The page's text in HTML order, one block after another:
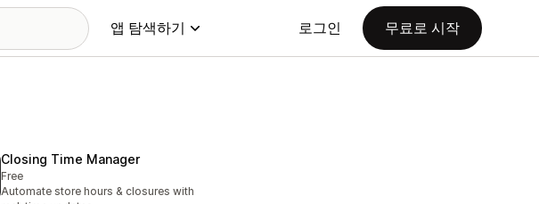
앱 탐색하기 로그인 무료로 시작
Closing Time Manager
Free
Automate store hours & closures with